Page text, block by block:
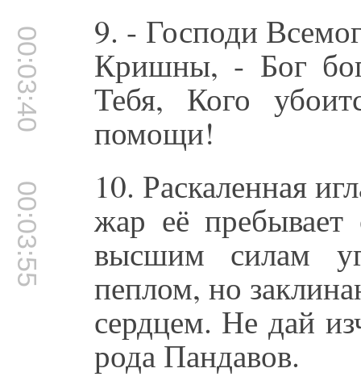
00:03:40 9. - Господи
Кришны, - Бог
Тебя, Кого
помощи!
00:03:55 10. Раскаленная
жар её
высшим силам
пеплом, но
сердцем. Не дай
рода Пандавов.